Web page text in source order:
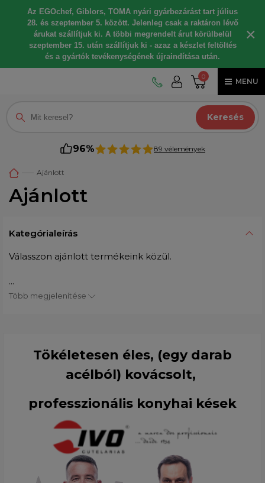
Az EGOchef, Giblors, TOMA nyári gyárbezárást tart július
28. és szeptember 5. között. Jelenleg csak a raktáron lévő
árukat szállítjuk ki. A többi megrendelt árut körülbelül
szeptember 15. után szállítjuk ki - azaz a készlet feltöltés
és a gyártók tevékenységének újraindítása után.
×
0
MENU
Keresés
96% 89 vélemények
Ajánlott
Ajánlott
Kategórialeírás
Válasszon ajánlott termékeink közül.
...
Több megjelenítése
Tökéletesen éles, (egy darab
acélból) kovácsolt,
professzionális konyhai kések